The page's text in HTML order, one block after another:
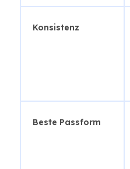
Konsistenz
Beste Passform